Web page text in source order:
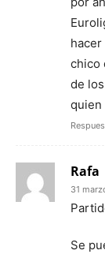
chico
de
quien
Rafa
31
Se